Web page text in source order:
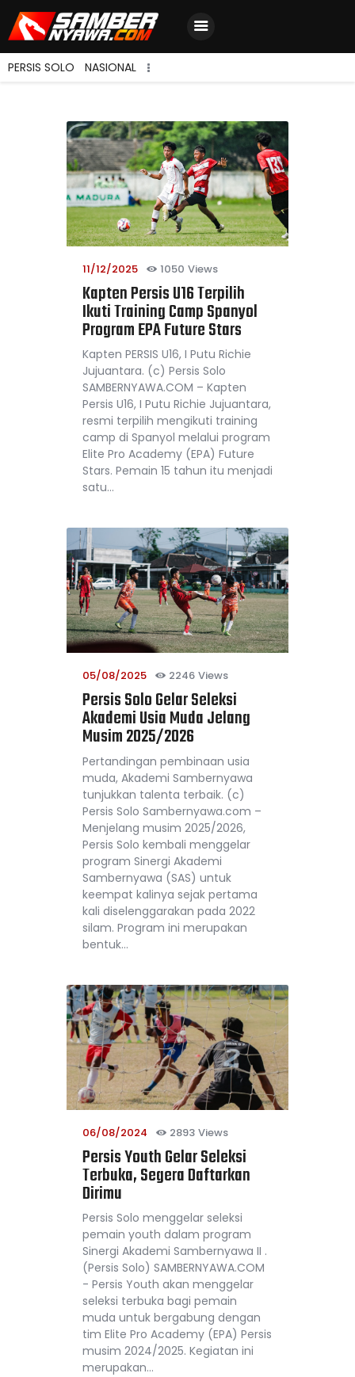
PERSIS SOLO NASIONAL
Berita Terbaru
Jadwal & Hasil
Klasemen
11/12/2025 1050 Views
Kapten Persis U16 Terpilih
Ikuti Training Camp Spanyol
Program EPA Future Stars
Kapten PERSIS U16, I Putu Richie
Jujuantara. (c) Persis Solo
SAMBERNYAWA.COM – Kapten
Persis U16, I Putu Richie Jujuantara,
resmi terpilih mengikuti training
camp di Spanyol melalui program
Elite Pro Academy (EPA) Future
Stars. Pemain 15 tahun itu menjadi
satu…
05/08/2025 2246 Views
Persis Solo Gelar Seleksi
Akademi Usia Muda Jelang
Musim 2025/2026
Pertandingan pembinaan usia
muda, Akademi Sambernyawa
tunjukkan talenta terbaik. (c)
Persis Solo Sambernyawa.com –
Menjelang musim 2025/2026,
Persis Solo kembali menggelar
program Sinergi Akademi
Sambernyawa (SAS) untuk
keempat kalinya sejak pertama
kali diselenggarakan pada 2022
silam. Program ini merupakan
bentuk…
06/08/2024 2893 Views
Persis Youth Gelar Seleksi
Terbuka, Segera Daftarkan
Dirimu
Persis Solo menggelar seleksi
pemain youth dalam program
Sinergi Akademi Sambernyawa II .
(Persis Solo) SAMBERNYAWA.COM
- Persis Youth akan menggelar
seleksi terbuka bagi pemain
muda untuk bergabung dengan
tim Elite Pro Academy (EPA) Persis
musim 2024/2025. Kegiatan ini
merupakan…